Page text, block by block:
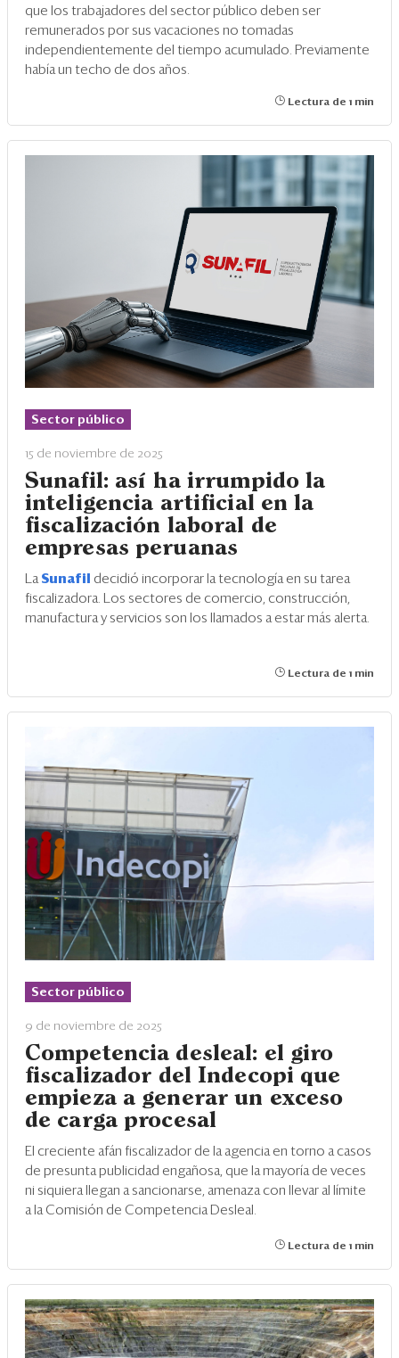
que los trabajadores del sector público deben ser
remunerados por sus vacaciones no tomadas
independientemente del tiempo acumulado. Previamente
había un techo de dos años.
Lectura de 1 min
Sector público
15 de noviembre de 2025
Sunafil: así ha irrumpido la
inteligencia artificial en la
fiscalización laboral de
empresas peruanas
La Sunafil decidió incorporar la tecnología en su tarea
fiscalizadora. Los sectores de comercio, construcción,
manufactura y servicios son los llamados a estar más alerta.
Lectura de 1 min
Sector público
9 de noviembre de 2025
Competencia desleal: el giro
fiscalizador del Indecopi que
empieza a generar un exceso
de carga procesal
El creciente afán fiscalizador de la agencia en torno a casos
de presunta publicidad engañosa, que la mayoría de veces
ni siquiera llegan a sancionarse, amenaza con llevar al límite
a la Comisión de Competencia Desleal.
Lectura de 1 min